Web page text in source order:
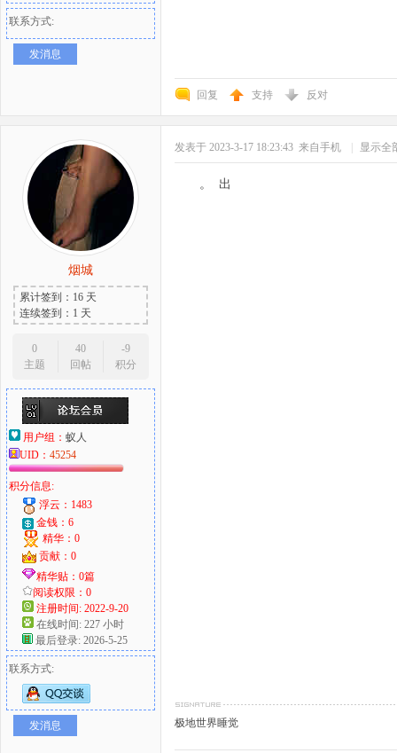
联系方式:
发消息
回复 支持 反对
烟城
累计签到：16 天
连续签到：1 天
0
主题
40
回帖
-9
积分
用户组： 蚁人
UID： 45254
积分信息:
浮云：1483
金钱：6
精华：0
贡献：0
精华贴：0篇
阅读权限：0
注册时间: 2022-9-20
在线时间: 227 小时
最后登录: 2026-5-25
联系方式:
发消息
发表于 2023-3-17 18:23:43 来自手机 显示全
。 出
极地世界睡觉